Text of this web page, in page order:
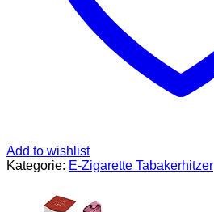
Add to wishlist
Kategorie: E-Zigarette Tabakerhitzer